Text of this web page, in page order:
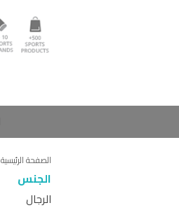
الصفحة الرئيسية
الجنس
الرجال